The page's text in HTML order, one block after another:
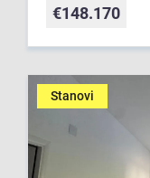
€148.170
Stanovi